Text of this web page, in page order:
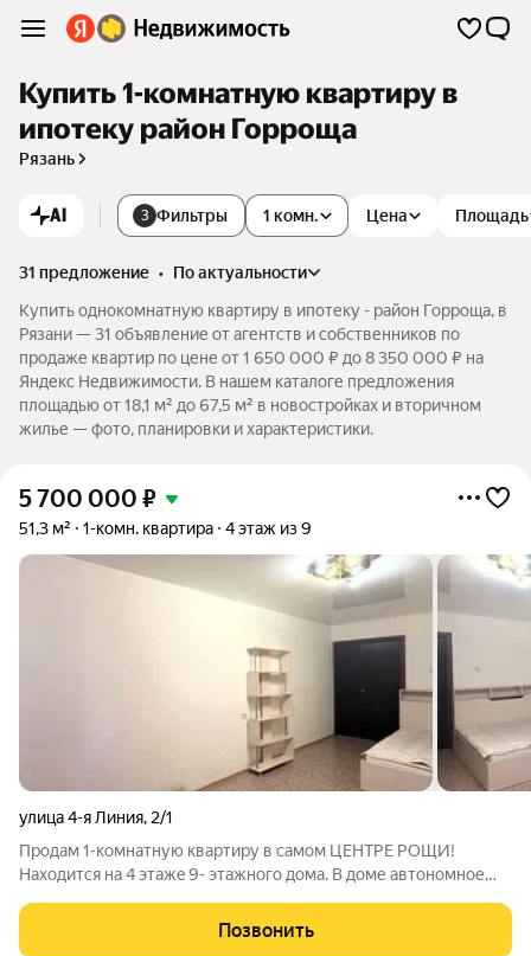
Купить 1-комнатную квартиру в
ипотеку район Горроща
Рязань
AI 3 Фильтры 1 комн. Цена Площадь
31 предложение •
по актуальности
Купить однокомнатную квартиру в ипотеку - район Горроща, в
Рязани — 31 объявление от агентств и собственников по
продаже квартир по цене от 1 650 000 ₽ до 8 350 000 ₽ на
Яндекс Недвижимости. В нашем каталоге предложения
площадью от 18,1 м² до 67,5 м² в новостройках и вторичном
жилье — фото, планировки и характеристики.
5 700 000 ₽
51,3 м² 1-комн. квартира 4 этаж из 9
улица 4-я Линия, 2/1
Пpoдaм 1-кoмнaтную квартиpу в самом ЦЕHТPЕ PОЩИ!
Нaхoдится на 4 этaжe 9- этaжнoгo дома. В доме автономное
владельцу значительно сэкономить на платежах. Кваpтиpa
просторная, теплaя, свeтлaя,
Позвонить